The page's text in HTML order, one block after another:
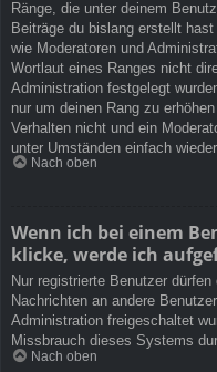
Ränge, die unter deinem
Beiträge du bislang erstellt
wie Moderatoren und
Wortlaut eines Ranges nicht
Administration festgelegt
nur um deinen Rang zu
Verhalten nicht und ein
unter Umständen einfach
Nach oben
Wenn ich bei einem
klicke, werde ich
Nur registrierte Benutzer
Nachrichten an andere
Administration freigeschaltet
Missbrauch dieses Systems
Nach oben